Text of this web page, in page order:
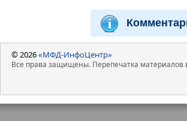
© 2026«МФД-ИнфоЦентр»
Все права защищены. Перепечатка материалов